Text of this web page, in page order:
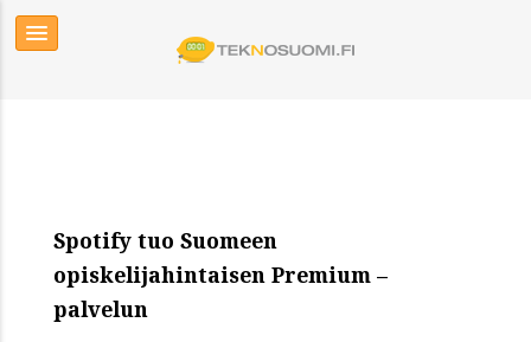
Spotify tuo Suomeen
opiskelijahintaisen Premium –
palvelun